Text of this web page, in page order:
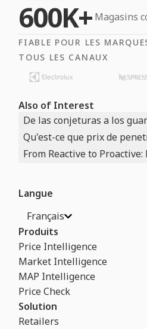
600K+ Magasins
FIABLE POUR LES
TOUS LES CANAUX
Also of Interest
De las conjeturas a los
Qu'est-ce que prix de
From Reactive to Proactive:
Langue
Français
Produits
Price Intelligence
Market Intelligence
MAP Intelligence
Price Check
Solution
Retailers